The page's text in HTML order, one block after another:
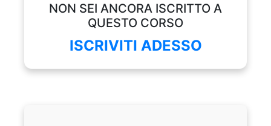
NON SEI ANCORA ISCRITTO A
QUESTO CORSO
ISCRIVITI ADESSO